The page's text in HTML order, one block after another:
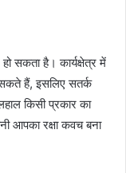
सकता है। कार्यक्षेत्र में
हैं, इसलिए सतर्क
किसी प्रकार का
आपका रक्षा कवच बना